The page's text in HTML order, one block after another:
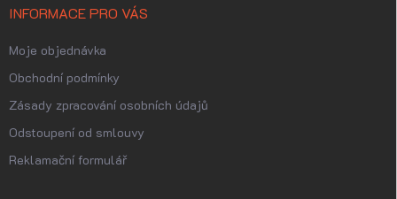
INFORMACE PRO VÁS
Moje objednávka
Obchodní podmínky
Zásady zpracování osobních údajů
Odstoupení od smlouvy
Reklamační formulář